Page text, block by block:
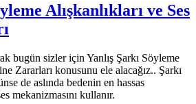
Alışkanlıkları ve Ses
bugün sizler için Yanlış Şarkı Söyleme
Zararları konusunu ele alacağız.. Şarkı
de aslında bedenin en hassas
mekanizmasını kullanır.